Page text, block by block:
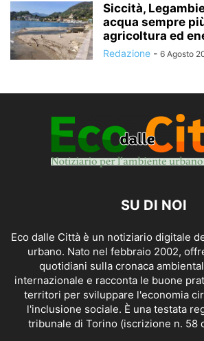
Siccità,
acqua sempre
agricoltura ed
Redazione - 6 Agosto
SU DI NOI
Eco dalle Città è un notiziario digitale
urbano. Nato nel febbraio 2002,
quotidiani sulla cronaca
internazionale e racconta le buone
territori per sviluppare l'economia
l'inclusione sociale. È una testata
tribunale di Torino (iscrizione n. 58